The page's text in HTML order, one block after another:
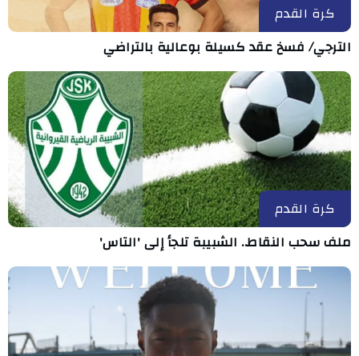
كرة القدم
الترجي/ فسخ عقد كسيلة بوعالية بالتراضي
كرة القدم
ملف سحب النقاط.. الشبيبة تلجأ إلى 'التاس'